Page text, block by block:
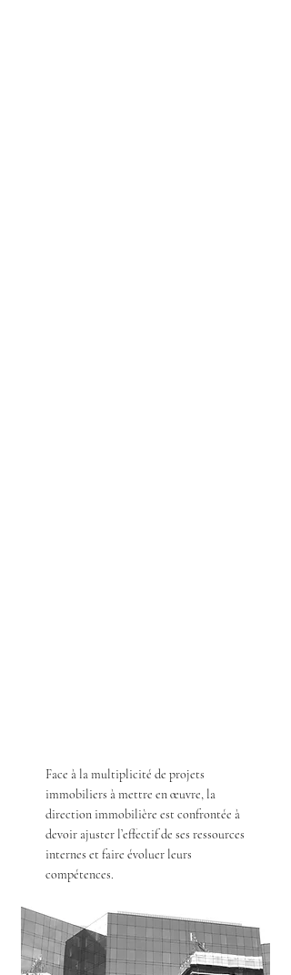
Face à la multiplicité de projets
immobiliers à mettre en œuvre, la
direction immobilière est confrontée à
devoir ajuster l’effectif de ses ressources
internes et faire évoluer leurs
compétences.